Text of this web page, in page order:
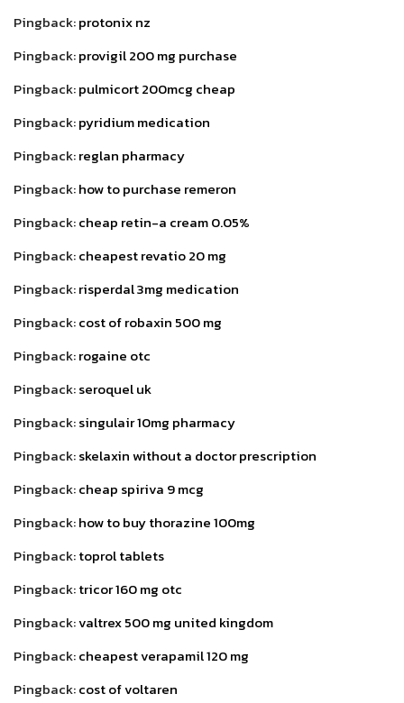
Pingback:protonix nz
Pingback:provigil 200 mg purchase
Pingback:pulmicort 200mcg cheap
Pingback:pyridium medication
Pingback:reglan pharmacy
Pingback:how to purchase remeron
Pingback:cheap retin-a cream 0.05%
Pingback:cheapest revatio 20 mg
Pingback:risperdal 3mg medication
Pingback:cost of robaxin 500 mg
Pingback:rogaine otc
Pingback:seroquel uk
Pingback:singulair 10mg pharmacy
Pingback:skelaxin without a doctor prescription
Pingback:cheap spiriva 9 mcg
Pingback:how to buy thorazine 100mg
Pingback:toprol tablets
Pingback:tricor 160 mg otc
Pingback:valtrex 500 mg united kingdom
Pingback:cheapest verapamil 120 mg
Pingback:cost of voltaren